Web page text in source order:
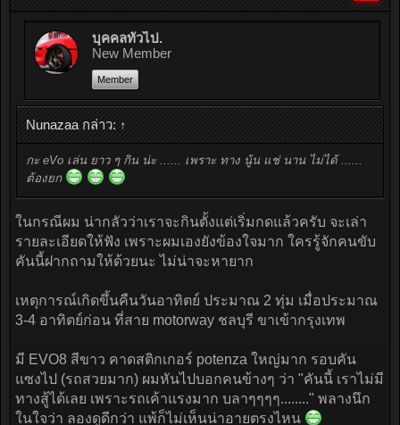
บุคคลทั่วไป.
New Member
Member
Nunazaa กล่าว: ↑
กะ eVo เล่น ยาว ๆ กิน น่ะ ...... เพราะ ทาง นู้น แช่ นาน ไม่ได้ ......
ต้องยก
ในกรณีผม น่ากลัวว่าเราจะกินตั้งแต่เริ่มกดแล้วครับ จะเล่า
รายละเอียดให้ฟัง เพราะผมเองยังข้องใจมาก ใครรู้จักคนขับ
คันนี้ฝากถามให้ด้วยนะ ไม่น่าจะหายาก
เหตุการณ์เกิดขึ้นคืนวันอาทิตย์ ประมาณ 2 ทุ่ม เมื่อประมาณ
3-4 อาทิตย์ก่อน ที่สาย motorway ชลบุรี ขาเข้ากรุงเทพ
มี EVO8 สีขาว คาดสติกเกอร์ potenza ใหญ่มาก รอบคัน
แซงไป (รถสวยมาก) ผมหันไปบอกคนข้างๆ ว่า "คันนี้ เราไม่มี
ทางสู้ได้เลย เพราะรถเค้าแรงมาก บลาๆๆๆๆ........" พลางนึก
ในใจว่า ลองดูดีกว่า แพ้ก็ไม่เห็นน่าอายตรงไหน